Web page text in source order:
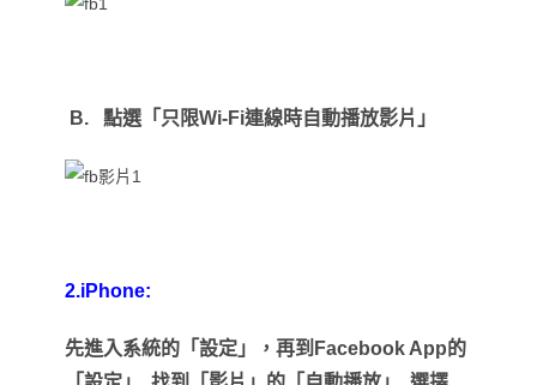
B. 點選 「只限Wi-Fi連線時自動播放影片」
2.iPhone:
先進入系統的「設定」，再到 Facebook App的